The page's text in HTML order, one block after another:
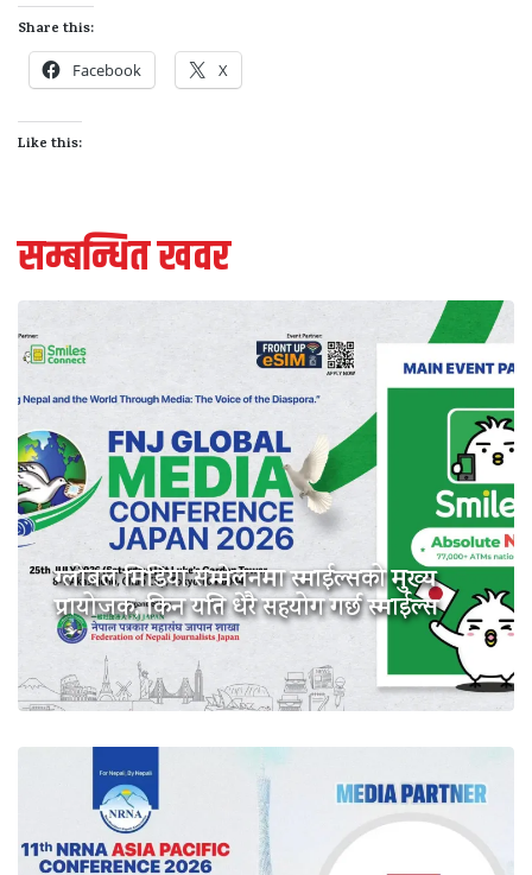
Share this:
Facebook X
Like this:
सम्बन्धित खवर
ग्लोबल मिडिया सम्मेलनमा स्माईल्सको मुख्य
प्रायोजक, किन यति धेरै सहयोग गर्छ स्माईल्स